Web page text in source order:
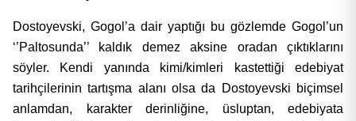
Dostoyevski, Gogol’a dair yaptığı bu gözlemde Gogol’un
‘’Paltosunda’’ kaldık demez aksine oradan çıktıklarını
söyler. Kendi yanında kimi/kimleri kastettiği edebiyat
tarihçilerinin tartışma alanı olsa da Dostoyevski biçimsel
anlamdan, karakter derinliğine, üsluptan, edebiyata